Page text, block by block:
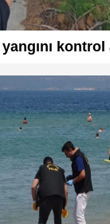
kontrol